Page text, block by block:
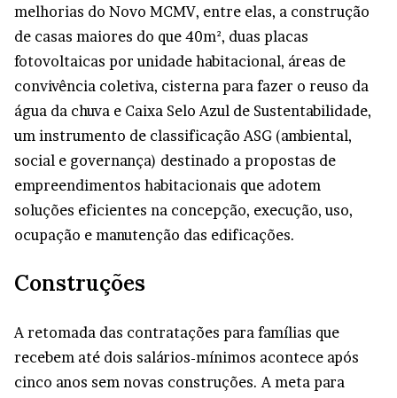
melhorias do Novo MCMV, entre elas, a construção
de casas maiores do que 40m², duas placas
fotovoltaicas por unidade habitacional, áreas de
convivência coletiva, cisterna para fazer o reuso da
água da chuva e Caixa Selo Azul de Sustentabilidade,
um instrumento de classificação ASG (ambiental,
social e governança) destinado a propostas de
empreendimentos habitacionais que adotem
soluções eficientes na concepção, execução, uso,
ocupação e manutenção das edificações.
Construções
A retomada das contratações para famílias que
recebem até dois salários-mínimos acontece após
cinco anos sem novas construções. A meta para